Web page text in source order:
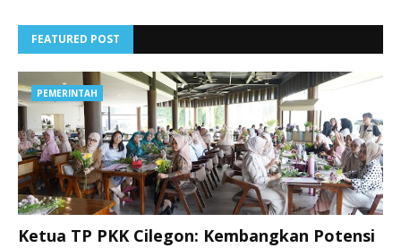
FEATURED POST
PEMERINTAH
Ketua TP PKK Cilegon: Kembangkan Potensi